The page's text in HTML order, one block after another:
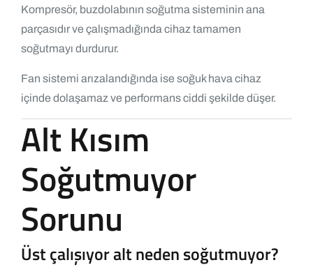
Kompresör, buzdolabının soğutma sisteminin ana
parçasıdır ve çalışmadığında cihaz tamamen
soğutmayı durdurur.
Fan sistemi arızalandığında ise soğuk hava cihaz
içinde dolaşamaz ve performans ciddi şekilde düşer.
Alt Kısım
Soğutmuyor
Sorunu
Üst çalışıyor alt neden soğutmuyor?